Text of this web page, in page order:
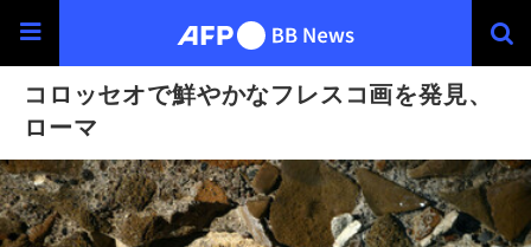
コロッセオで鮮やかなフレスコ画を発見、
ローマ